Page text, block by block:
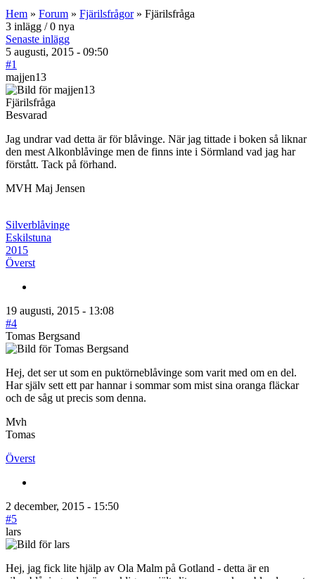
Hem » Forum » Fjärilsfrågor» Fjärilsfråga
3 inlägg / 0 nya
Senaste inlägg
5 augusti, 2015 - 09:50
#1
majjen13
Fjärilsfråga
Besvarad
Jag undrar vad detta är för blåvinge. När jag tittade i boken så liknar
den mest Alkonblåvinge men de finns inte i Sörmland vad jag har
förstått. Tack på förhand.
MVH Maj Jensen
Silverblåvinge
Eskilstuna
2015
Överst
19 augusti, 2015 - 13:08
#4
Tomas Bergsand
Hej, det ser ut som en puktörneblåvinge som varit med om en del.
Har själv sett ett par hannar i sommar som mist sina oranga fläckar
och de såg ut precis som denna.
Mvh
Tomas
Överst
2 december, 2015 - 15:50
#5
lars
Hej, jag fick lite hjälp av Ola Malm på Gotland - detta är en